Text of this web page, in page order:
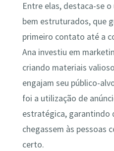
Entre elas, destaca-se
bem estruturados, que
primeiro contato até a
Ana investiu em
criando materiais
engajam seu público-
foi a utilização de
estratégica, garantindo
chegassem às pessoas
certo.